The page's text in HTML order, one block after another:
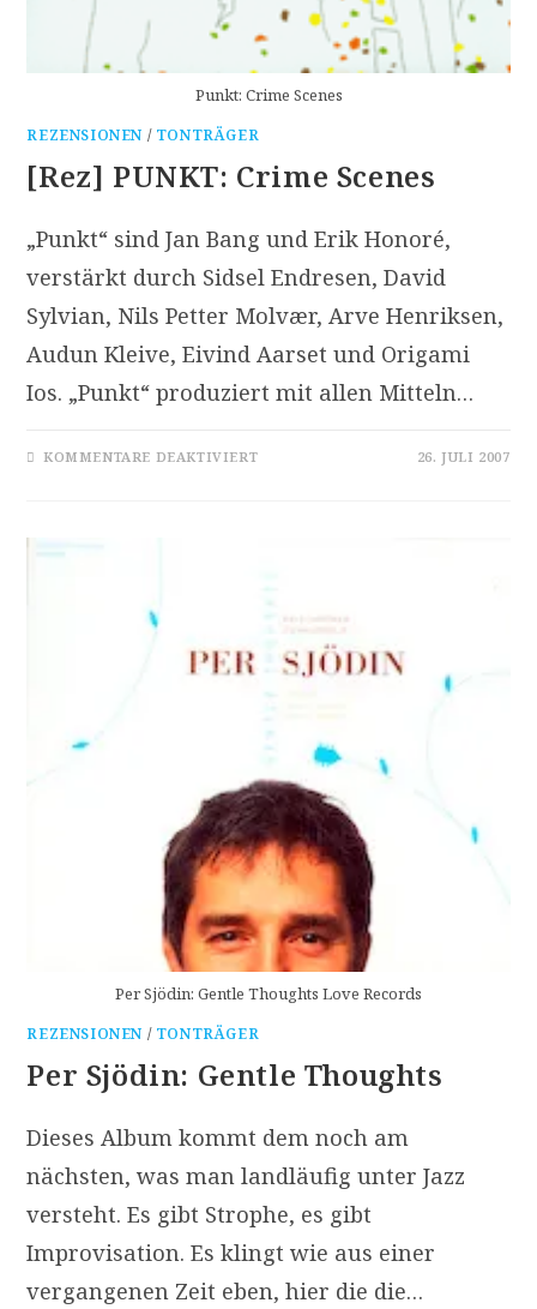
Punkt: Crime Scenes
REZENSIONEN / TONTRÄGER
[Rez] PUNKT: Crime Scenes
„Punkt“ sind Jan Bang und Erik Honoré,
verstärkt durch Sidsel Endresen, David
Sylvian, Nils Petter Molvær, Arve Henriksen,
Audun Kleive, Eivind Aarset und Origami
Ios. „Punkt“ produziert mit allen Mitteln…
KOMMENTARE DEAKTIVIERTFÜR 26. JULI 2007
Per Sjödin: Gentle Thoughts Love Records
REZENSIONEN / TONTRÄGER
Per Sjödin: Gentle Thoughts
Dieses Album kommt dem noch am
nächsten, was man landläufig unter Jazz
versteht. Es gibt Strophe, es gibt
Improvisation. Es klingt wie aus einer
vergangenen Zeit eben, hier die die…